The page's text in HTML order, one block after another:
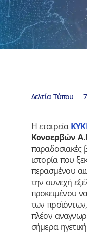
Δελτία Τύπου
Η εταιρεία
Κονσερβών
παραδοσιακές
ιστορία που
περασμένου
την συνεχή
προκειμένου
των
πλέον
σήμερα